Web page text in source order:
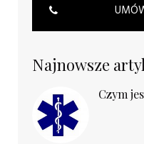
Najnowsze
Czym